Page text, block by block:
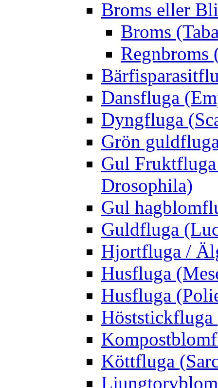
Broms eller
Broms
Regnbroms
Dansfluga
Dyngfluga
Grön
Gul
Drosophila)
Gul
Guldfluga
Hjortfluga /
Husfluga
Husfluga
Höststickfluga
Köttfluga